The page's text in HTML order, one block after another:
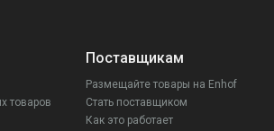
товаров
Поставщикам
Размещайте товары на Enhof
Стать поставщиком
Как это работает